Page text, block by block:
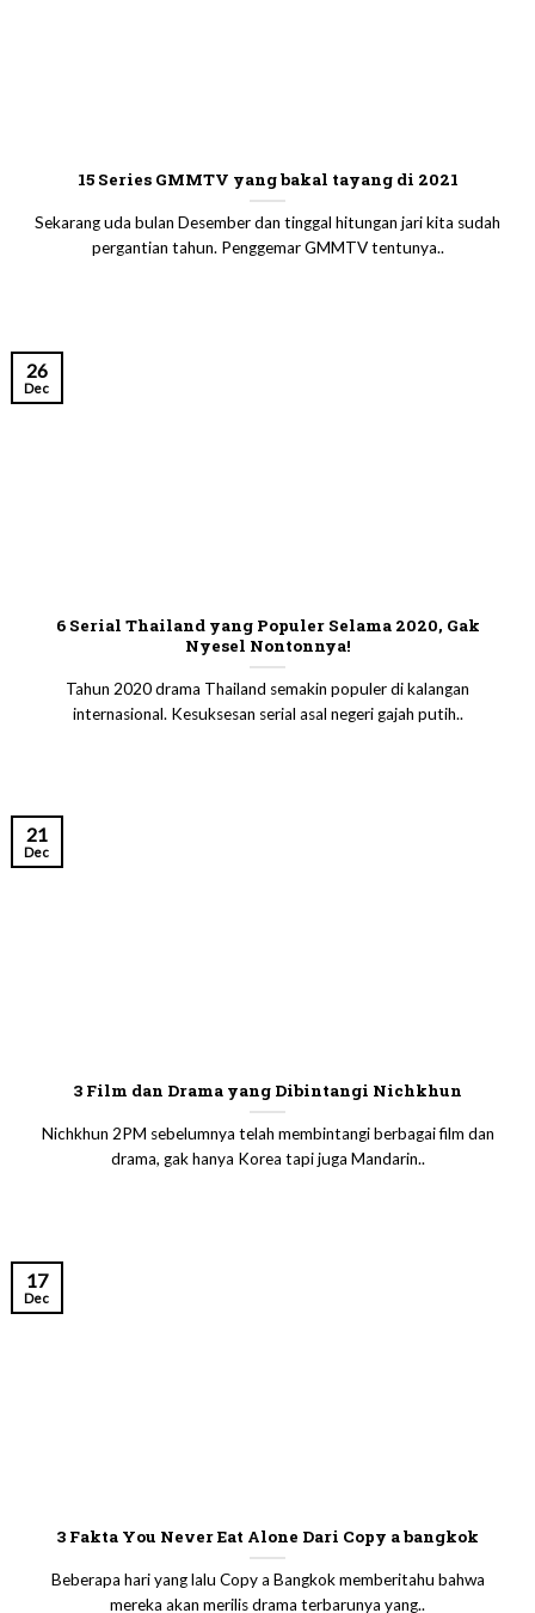
15 Series GMMTV yang bakal tayang di 2021
Sekarang uda bulan Desember dan tinggal hitungan jari kita sudah
pergantian tahun. Penggemar GMMTV tentunya..
6 Serial Thailand yang Populer Selama 2020, Gak
Nyesel Nontonnya!
Tahun 2020 drama Thailand semakin populer di kalangan
internasional. Kesuksesan serial asal negeri gajah putih..
26
Dec
3 Film dan Drama yang Dibintangi Nichkhun
Nichkhun 2PM sebelumnya telah membintangi berbagai film dan
drama, gak hanya Korea tapi juga Mandarin..
21
Dec
3 Fakta You Never Eat Alone Dari Copy a bangkok
Beberapa hari yang lalu Copy a Bangkok memberitahu bahwa
mereka akan merilis drama terbarunya yang..
17
Dec